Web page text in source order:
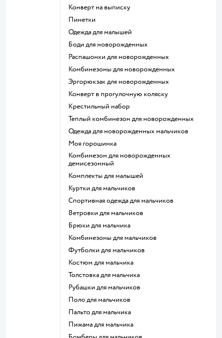
Конверт на выписку
Пинетки
Одежда для малышей
Боди для новорожденных
Распашонки для новорожденных
Комбинезоны для новорожденных
Эргорюкзак для новорожденных
Конверт в прогулочную коляску
Крестильный набор
Теплый комбинезон для новорожденных
Одежда для новорожденных мальчиков
Моя горошинка
Комбинезон для новорожденных
демисезонный
Комплекты для малышей
Куртки для мальчиков
Спортивная одежда для мальчиков
Ветровки для мальчиков
Брюки для мальчика
Комбинезоны для мальчиков
Футболки для мальчиков
Костюм для мальчика
Толстовка для мальчика
Рубашки для мальчиков
Поло для мальчиков
Пальто для мальчика
Пижама для мальчика